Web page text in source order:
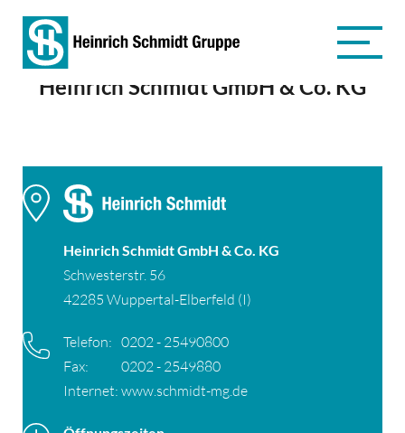
Heinrich Schmidt GmbH & Co. KG
Heinrich Schmidt GmbH & Co. KG
Schwesterstr. 56
42285 Wuppertal-Elberfeld (I)
Telefon: 0202 - 25490800
Fax:
0202 - 2549880
Internet: www.schmidt-mg.de